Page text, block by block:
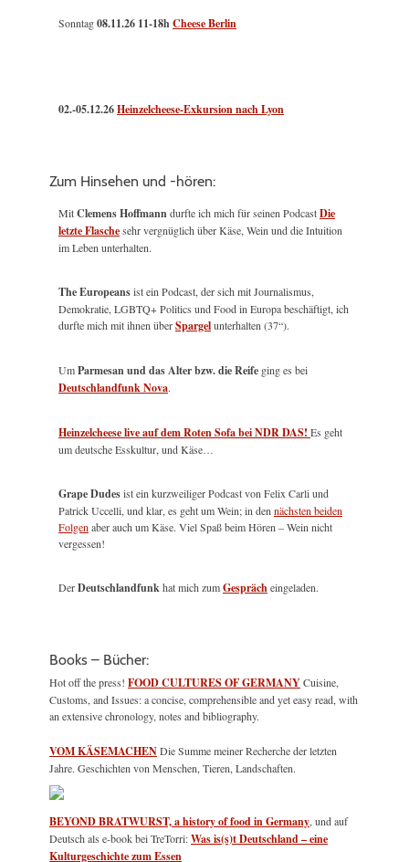
Sonntag08.11.26 11-18hCheese Berlin
02.-05.12.26Heinzelcheese-Exkursion nach Lyon
Zum Hinsehen und -hören:
MitClemens Hoffmanndurfte ich mich für seinen PodcastDie
letzte Flaschesehr vergnüglich über Käse, Wein und die Intuition
im Leben unterhalten.
The Europeansist ein Podcast, der sich mit Journalismus,
Demokratie, LGBTQ+ Politics und Food in Europa beschäftigt, ich
durfte mich mit ihnen überSpargelunterhalten (37“).
UmParmesan und das Alter bzw. die Reife ging es bei
Deutschlandfunk Nova.
Heinzelcheese live auf dem Roten Sofa bei NDR DAS! Es geht
um deutsche Esskultur, und Käse…
Grape Dudesist ein kurzweiliger Podcast von Felix Carli und
Patrick Uccelli, und klar, es geht um Wein; in dennächsten beiden
Folgenaber auch um Käse. Viel Spaß beim Hören – Wein nicht
vergessen!
DerDeutschlandfunkhat mich zumGesprächeingeladen.
Books – Bücher:
Hot off the press! FOOD CULTURES OF GERMANYCuisine,
Customs, and Issues: a concise, comprehensible and yet easy read, with
an extensive chronology, notes and bibliography.
VOM KÄSEMACHENDie Summe meiner Recherche der letzten
Jahre. Geschichten von Menschen, Tieren, Landschaften.
BEYOND BRATWURST, a history of food in Germany, und auf
Deutsch als e-book bei TreTorri:Was is(s)t Deutschland – eine
Kulturgeschichte zum Essen